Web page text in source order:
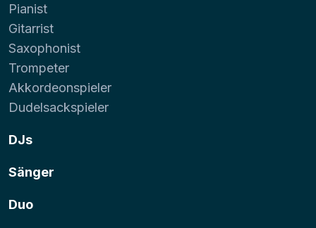
Pianist
Gitarrist
Saxophonist
Trompeter
Akkordeonspieler
Dudelsackspieler
DJs
Sänger
Duo